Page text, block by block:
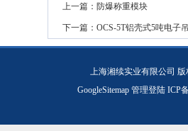
上一篇： 防爆称重模块
下一篇： OCS-5T铝壳式5吨电子
上海湘续实业有限公司
GoogleSitemap 管理登陆ICP